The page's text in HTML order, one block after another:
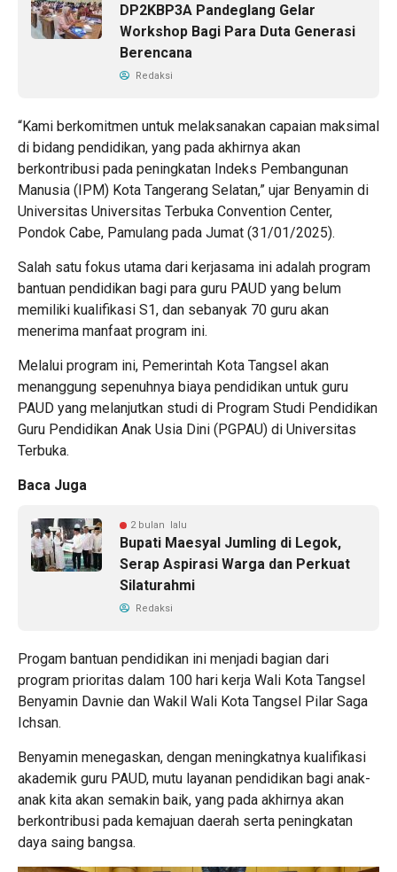
DP2KBP3A Pandeglang Gelar
Workshop Bagi Para Duta Generasi
Berencana
Redaksi
“Kami berkomitmen untuk melaksanakan capaian maksimal
di bidang pendidikan, yang pada akhirnya akan
berkontribusi pada peningkatan Indeks Pembangunan
Manusia (IPM) Kota Tangerang Selatan,” ujar Benyamin di
Universitas Universitas Terbuka Convention Center,
Pondok Cabe, Pamulang pada Jumat (31/01/2025).
Salah satu fokus utama dari kerjasama ini adalah program
bantuan pendidikan bagi para guru PAUD yang belum
memiliki kualifikasi S1, dan sebanyak 70 guru akan
menerima manfaat program ini.
Melalui program ini, Pemerintah Kota Tangsel akan
menanggung sepenuhnya biaya pendidikan untuk guru
PAUD yang melanjutkan studi di Program Studi Pendidikan
Guru Pendidikan Anak Usia Dini (PGPAU) di Universitas
Terbuka.
Baca Juga
2 bulan lalu
Bupati Maesyal Jumling di Legok,
Serap Aspirasi Warga dan Perkuat
Silaturahmi
Redaksi
Progam bantuan pendidikan ini menjadi bagian dari
program prioritas dalam 100 hari kerja Wali Kota Tangsel
Benyamin Davnie dan Wakil Wali Kota Tangsel Pilar Saga
Ichsan.
Benyamin menegaskan, dengan meningkatnya kualifikasi
akademik guru PAUD, mutu layanan pendidikan bagi anak-
anak kita akan semakin baik, yang pada akhirnya akan
berkontribusi pada kemajuan daerah serta peningkatan
daya saing bangsa.